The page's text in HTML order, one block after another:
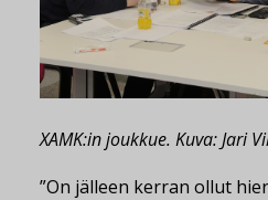
XAMK:in joukkue. Kuva: Jari
”On jälleen kerran ollut